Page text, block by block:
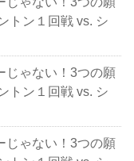
トン１回戦 vs. シ
じゃない！3つの願
トン１回戦 vs. シ
じゃない！3つの願